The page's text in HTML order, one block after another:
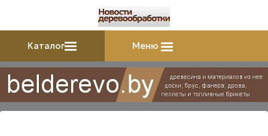
Каталог Меню